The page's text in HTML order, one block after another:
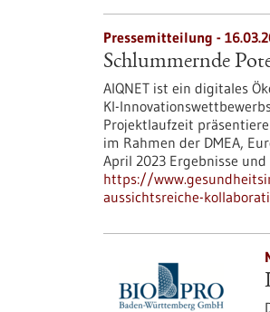
Pressemitteilung -
Schlummernde
AIQNET ist ein digitales
KI-
Projektlaufzeit
im Rahmen der DMEA,
April 2023 Ergebnisse
https://
aussichtsreiche-